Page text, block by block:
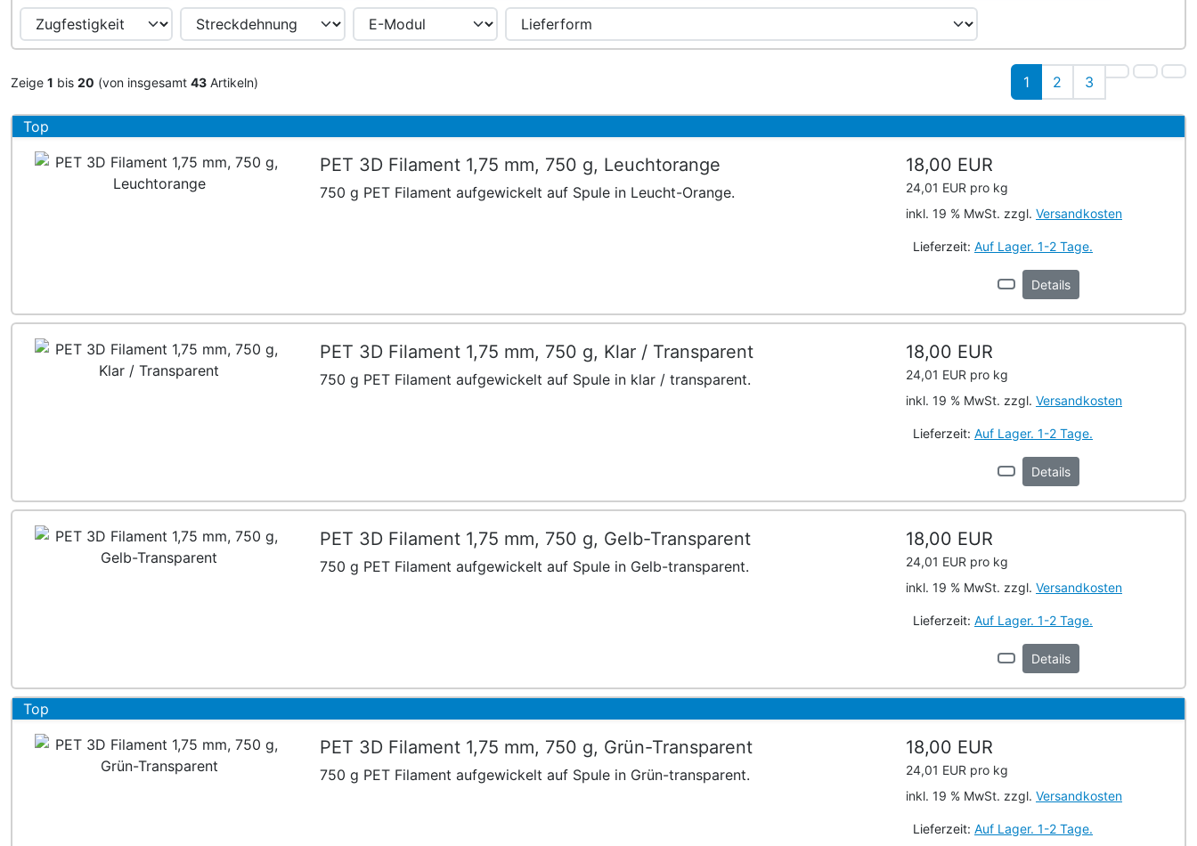
Zeige 1 bis 20 (von insgesamt 43 Artikeln) 1 2 3
Top
PET 3D Filament 1,75 mm, 750 g, Leuchtorange
750 g PET Filament aufgewickelt auf Spule in Leucht-Orange.
18,00 EUR
24,01 EUR pro kg
inkl. 19 % MwSt. zzgl. Versandkosten
Lieferzeit: Auf Lager. 1-2 Tage.
Details
PET 3D Filament 1,75 mm, 750 g, Klar / Transparent
750 g PET Filament aufgewickelt auf Spule in klar / transparent.
18,00 EUR
24,01 EUR pro kg
inkl. 19 % MwSt. zzgl. Versandkosten
Lieferzeit: Auf Lager. 1-2 Tage.
Details
PET 3D Filament 1,75 mm, 750 g, Gelb-Transparent
750 g PET Filament aufgewickelt auf Spule in Gelb-transparent.
18,00 EUR
24,01 EUR pro kg
inkl. 19 % MwSt. zzgl. Versandkosten
Lieferzeit: Auf Lager. 1-2 Tage.
Details
Top
PET 3D Filament 1,75 mm, 750 g, Grün-Transparent
750 g PET Filament aufgewickelt auf Spule in Grün-transparent.
18,00 EUR
24,01 EUR pro kg
inkl. 19 % MwSt. zzgl. Versandkosten
Lieferzeit: Auf Lager. 1-2 Tage.